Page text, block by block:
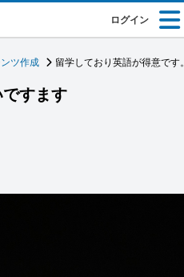
ログイン
ツ作成 留学しており英語が得意で
すます